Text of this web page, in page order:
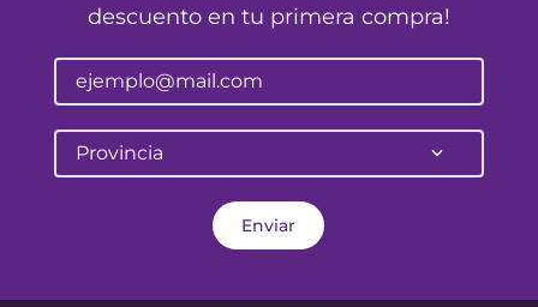
descuento en tu primera compra!
Provincia
Enviar